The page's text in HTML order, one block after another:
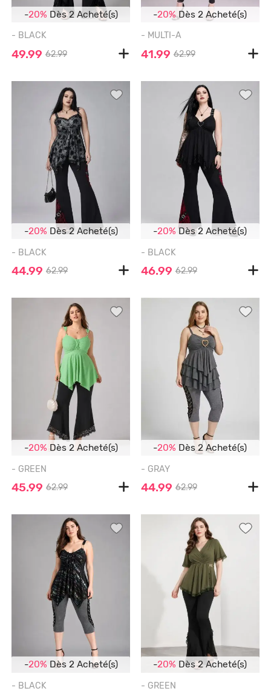
-20% Dès 2 Acheté(s)
- BLACK
49.99 62.99
-20%Dès 2 Acheté(s)
- MULTI-A
41.99 62.99
-20% Dès 2 Acheté(s)
- BLACK
44.99 62.99
-20% Dès 2 Acheté(s)
- BLACK
46.99 62.99
-20% Dès 2 Acheté(s)
- GREEN
45.99 62.99
-20% Dès 2 Acheté(s)
- GRAY
44.99 62.99
-20% Dès 2 Acheté(s)
- BLACK
-20% Dès 2 Acheté(s)
- GREEN